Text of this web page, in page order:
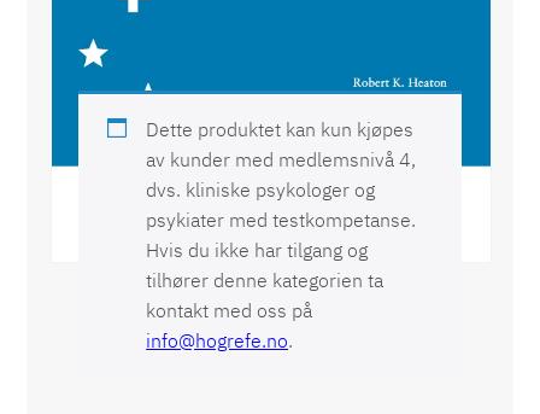
WCST® Wisconsin Card Sorting Test
Dette produktet kan kun kjøpes
av kunder med medlemsnivå 4,
dvs. kliniske psykologer og
psykiater med testkompetanse.
Hvis du ikke har tilgang og
tilhører denne kategorien ta
kontakt med oss på
info@hogrefe.no.